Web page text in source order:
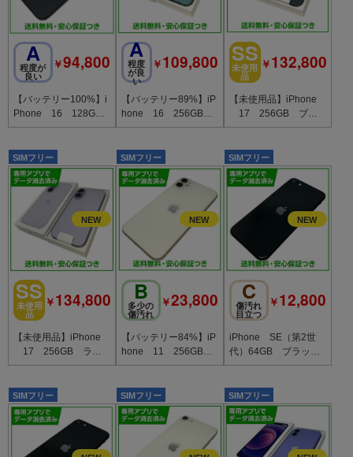
A
程度が
良い
￥94,800
【バッテリー100%】i
Phone 16 128GB
ブラック SIMフリ
A
程度
が良
い
￥109,800
【バッテリー89%】iP
hone 16 256GB
ティール SIMフリ
SS
未使用
品
￥132,800
【未使用品】iPhone
17 256GB ブラ
ック SIMフリー ソ
SIMフリー
SS
未使用
品
￥134,800
【未使用品】iPhone
17 256GB ラベ
ンダー SIMフリー
SIMフリー
B
多少の
傷汚れ
￥23,800
【バッテリー84%】iP
hone 11 256GB
ホワイト SIMフリ
SIMフリー
C
傷汚れ
目立つ
￥12,800
iPhone SE（第2世
代）64GB ブラッ
ク SIMフリー ソフ
SIMフリー SIMフリー SIMフリー